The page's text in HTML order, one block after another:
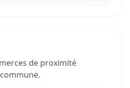
de proximité